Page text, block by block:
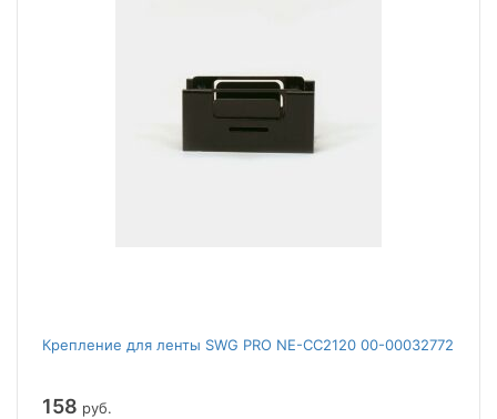
Крепление для ленты SWG PRO NE-CC2120 00-00032772
158 руб.